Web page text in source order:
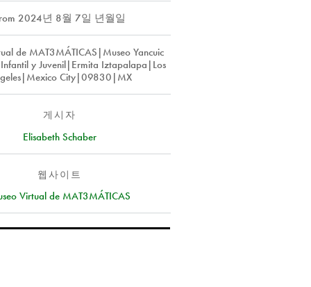
2024년 8월 7일 년월일
de MAT3MÁTICAS|Museo Yancuic
y Juvenil|Ermita Iztapalapa|Los
City|09830|MX
게시자
Elisabeth Schaber
웹사이트
Virtual de MAT3MÁTICAS